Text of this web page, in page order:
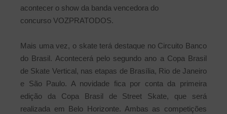
acontecer o show da banda vencedora do
concurso VOZPRATODOS.
Mais uma vez, o skate terá destaque no Circuito Banco
do Brasil. Acontecerá pelo segundo ano a Copa Brasil
de Skate Vertical, nas etapas de Brasília, Rio de Janeiro
e São Paulo. A novidade fica por conta da primeira
edição da Copa Brasil de Street Skate, que será
realizada em Belo Horizonte. Ambas as competições